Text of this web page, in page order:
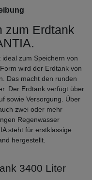
zum Erdtank
zum Speichern von
wird der Erdtank von
Das macht den runden
Der Erdtank verfügt über
sowie Versorgung. Über
zwei oder mehr
Regenwasser
steht für erstklassige
hergestellt.
3400 Liter